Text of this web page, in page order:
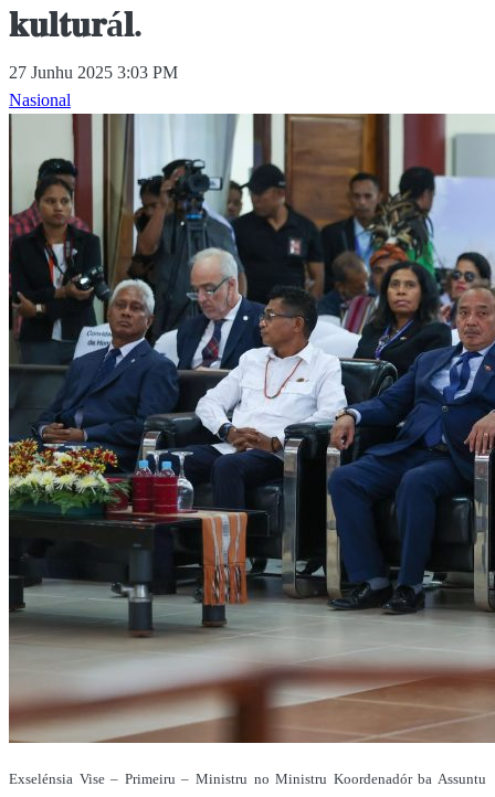
𝐤𝐮𝐥𝐭𝐮𝐫á𝐥.
27 Junhu 2025 3:03 PM
Nasional
Exselénsia Vise – Primeiru – Ministru no Ministru Koordenadór ba Assuntu